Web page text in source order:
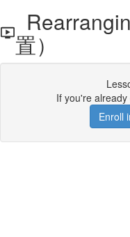
置）
If you're
Enroll